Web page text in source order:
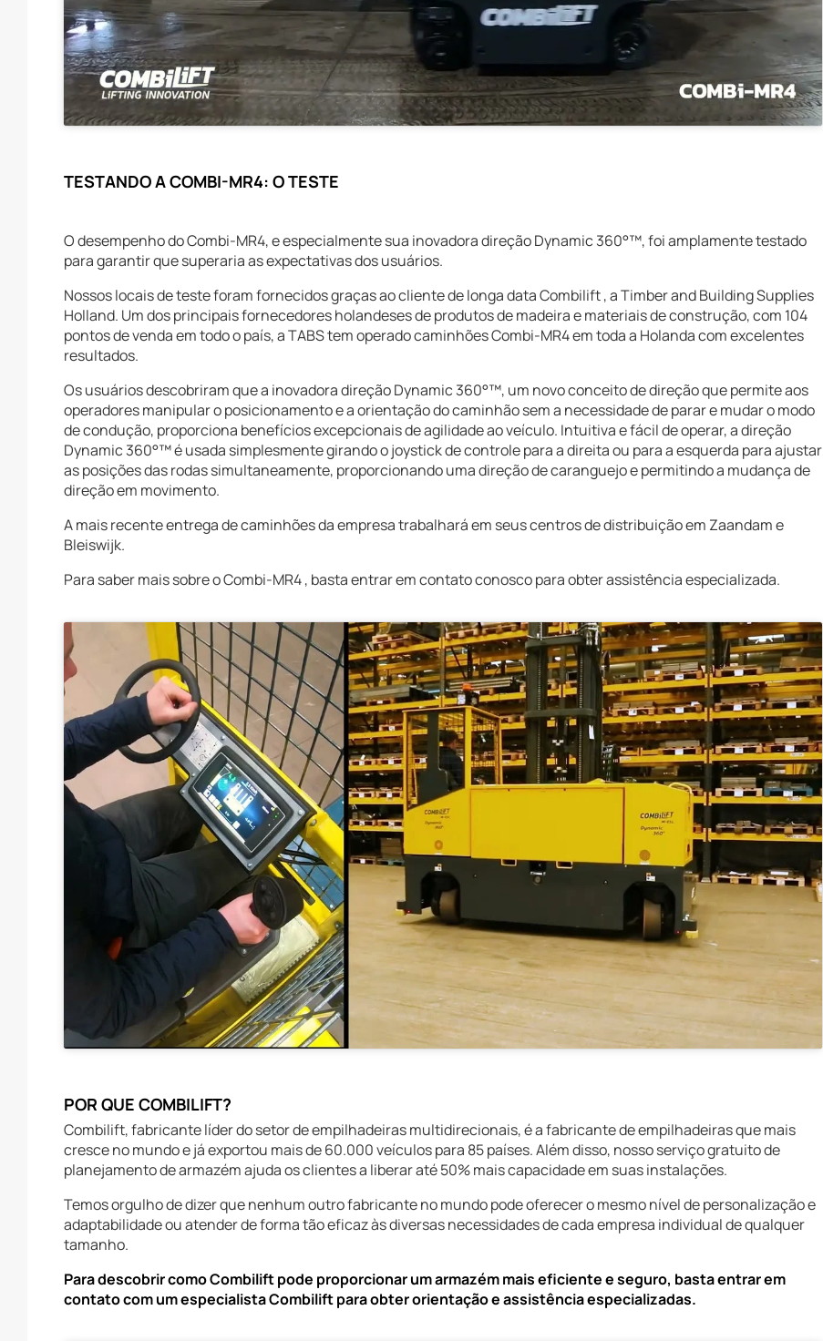
TESTANDO A COMBI-MR4: O TESTE
O desempenho do Combi-MR4, e especialmente sua inovadora direção Dynamic 360°™, foi amplamente testado
para garantir que superaria as expectativas dos usuários.
Nossos locais de teste foram fornecidos graças ao cliente de longa data Combilift , a Timber and Building Supplies
Holland. Um dos principais fornecedores holandeses de produtos de madeira e materiais de construção, com 104
pontos de venda em todo o país, a TABS tem operado caminhões Combi-MR4 em toda a Holanda com excelentes
resultados.
Os usuários descobriram que a inovadora direção Dynamic 360°™, um novo conceito de direção que permite aos
operadores manipular o posicionamento e a orientação do caminhão sem a necessidade de parar e mudar o modo
de condução, proporciona benefícios excepcionais de agilidade ao veículo. Intuitiva e fácil de operar, a direção
Dynamic 360°™ é usada simplesmente girando o joystick de controle para a direita ou para a esquerda para ajustar
as posições das rodas simultaneamente, proporcionando uma direção de caranguejo e permitindo a mudança de
direção em movimento.
A mais recente entrega de caminhões da empresa trabalhará em seus centros de distribuição em Zaandam e
Bleiswijk.
Para saber mais sobre o Combi-MR4 , basta entrar em contato conosco para obter assistência especializada.
POR QUE COMBILIFT?
Combilift, fabricante líder do setor de empilhadeiras multidirecionais, é a fabricante de empilhadeiras que mais
cresce no mundo e já exportou mais de 60.000 veículos para 85 países. Além disso, nosso serviço gratuito de
planejamento de armazém ajuda os clientes a liberar até 50% mais capacidade em suas instalações.
Temos orgulho de dizer que nenhum outro fabricante no mundo pode oferecer o mesmo nível de personalização e
adaptabilidade ou atender de forma tão eficaz às diversas necessidades de cada empresa individual de qualquer
tamanho.
Para descobrir como Combilift pode proporcionar um armazém mais eficiente e seguro, basta entrar em
contato com um especialista Combilift para obter orientação e assistência especializadas.